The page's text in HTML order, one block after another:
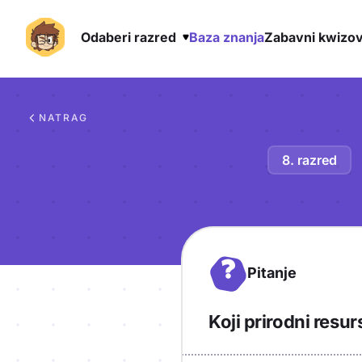
Odaberi razred Baza znanjaZabavni
NATRAG
8. razred
? Pitanje
Koji prirodni